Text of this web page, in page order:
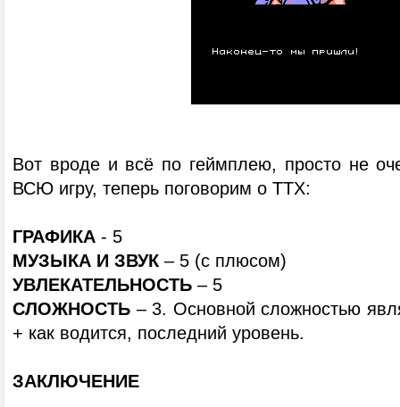
Вот вроде и всё по геймплею, просто не
ВСЮ игру, теперь поговорим о ТТХ:
ГРАФИКА - 5
МУЗЫКА И ЗВУК – 5 (с плюсом)
УВЛЕКАТЕЛЬНОСТЬ – 5
СЛОЖНОСТЬ – 3. Основной сложностью
+ как водится, последний уровень.
ЗАКЛЮЧЕНИЕ